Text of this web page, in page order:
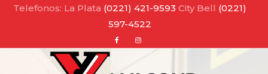
Telefonos: La Plata (0221) 421-9593 City Bell (0221)
597-4522
FacebookInstagram